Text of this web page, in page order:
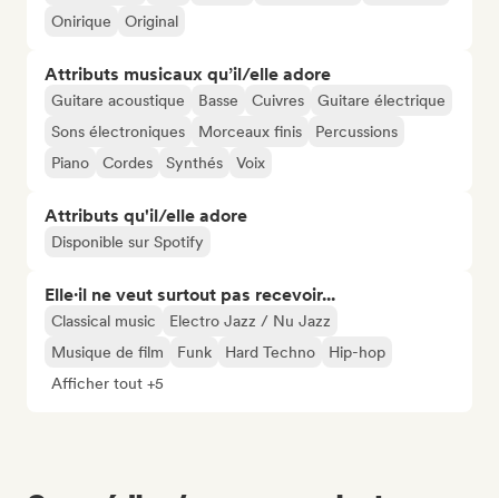
Onirique
Original
Attributs musicaux qu’il/elle adore
Guitare acoustique Basse Cuivres
Guitare électrique
Sons électroniques
Morceaux finis
Percussions
Piano
Cordes Synthés Voix
Attributs qu'il/elle adore
Disponible sur Spotify
Elle·il ne veut surtout pas recevoir...
Classical music
Electro Jazz / Nu Jazz
Musique de film
Funk Hard Techno
Hip-hop
Afficher tout +5